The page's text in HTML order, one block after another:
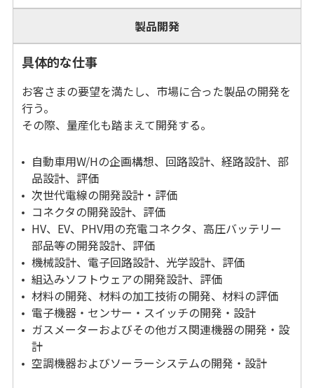
製品開発
具体的な仕事
お客さまの要望を満たし、市場に合った製品の開発を
行う。
その際、量産化も踏まえて開発する。
自動車用W/Hの企画構想、回路設計、経路設計、部
品設計、評価
次世代電線の開発設計・評価
コネクタの開発設計、評価
HV、EV、PHV用の充電コネクタ、高圧バッテリー
部品等の開発設計、評価
機械設計、電子回路設計、光学設計、評価
組込みソフトウェアの開発設計、評価
材料の開発、材料の加工技術の開発、材料の評価
電子機器・センサー・スイッチの開発・設計
ガスメーターおよびその他ガス関連機器の開発・設
計
空調機器およびソーラーシステムの開発・設計